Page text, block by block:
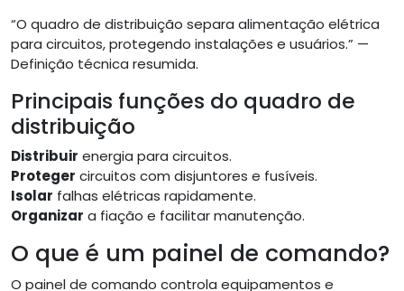
“O quadro de distribuição separa alimentação elétrica
para circuitos, protegendo instalações e usuários.” —
Definição técnica resumida.
Principais funções do quadro de
distribuição
Distribuir energia para circuitos.
Proteger circuitos com disjuntores e fusíveis.
Isolar falhas elétricas rapidamente.
Organizar a fiação e facilitar manutenção.
O que é um painel de comando?
O painel de comando controla equipamentos e